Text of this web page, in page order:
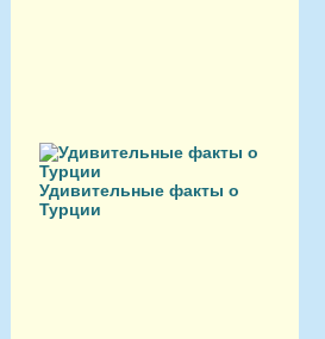
Удивительные факты о
Турции